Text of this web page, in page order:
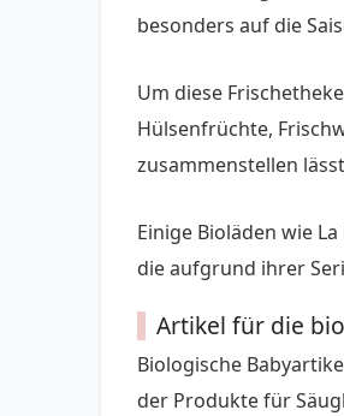
besonders auf die
Um diese
Hülsenfrüchte,
zusammenstellen
Einige Bioläden wie
die aufgrund ihrer
Artikel für die
Biologische
der Produkte für